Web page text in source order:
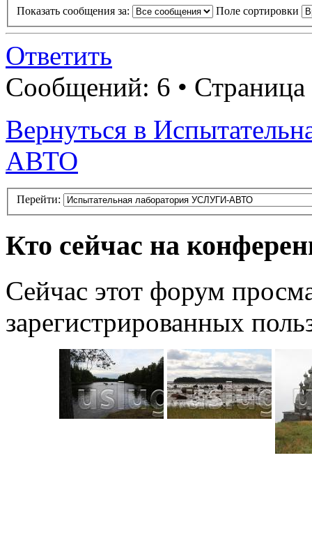
Показать сообщения за: Поле сортировки
Ответить
Сообщений: 6 • Страница
Вернуться в
АВТО
Перейти:
Кто сейчас на
Сейчас этот форум
зарегистрированных